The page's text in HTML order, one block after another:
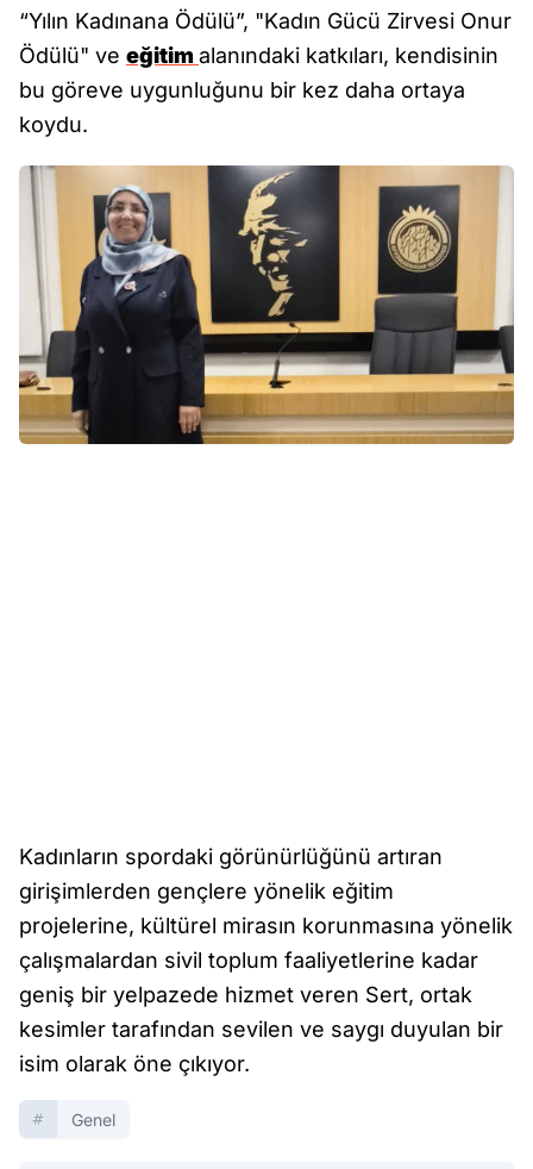
“Yılın Kadınana Ödülü”, "Kadın Gücü Zirvesi Onur
Ödülü" ve eğitim alanındaki katkıları, kendisinin
bu göreve uygunluğunu bir kez daha ortaya
koydu.
Kadınların spordaki görünürlüğünü artıran
girişimlerden gençlere yönelik eğitim
projelerine, kültürel mirasın korunmasına yönelik
çalışmalardan sivil toplum faaliyetlerine kadar
geniş bir yelpazede hizmet veren Sert, ortak
kesimler tarafından sevilen ve saygı duyulan bir
isim olarak öne çıkıyor.
Genel